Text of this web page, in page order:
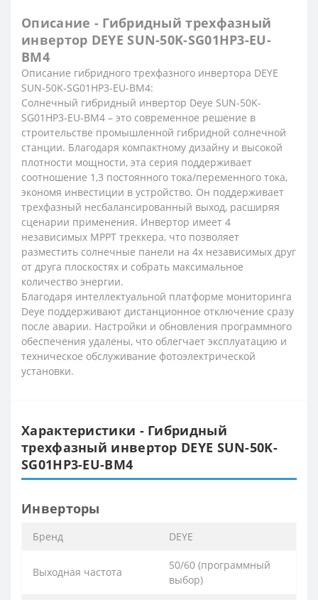
Описание - Гибридный трехфазный
инвертор DEYE SUN-50K-SG01HP3-EU-
BM4
Описание гибридного трехфазного инвертора DEYE
SUN-50K-SG01HP3-EU-BM4:
Солнечный гибридный инвертор Deye SUN-50K-
SG01HP3-EU-BM4 – это современное решение в
строительстве промышленной гибридной солнечной
станции. Благодаря компактному дизайну и высокой
плотности мощности, эта серия поддерживает
соотношение 1,3 постоянного тока/переменного тока,
экономя инвестиции в устройство. Он поддерживает
трехфазный несбалансированный выход, расширяя
сценарии применения. Инвертор имеет 4
независимых МРРТ треккера, что позволяет
разместить солнечные панели на 4х независимых друг
от друга плоскостях и собрать максимальное
количество энергии.
Благодаря интеллектуальной платформе мониторинга
Deye поддерживают дистанционное отключение сразу
после аварии. Настройки и обновления программного
обеспечения удалены, что облегчает эксплуатацию и
техническое обслуживание фотоэлектрической
установки.
Характеристики - Гибридный
трехфазный инвертор DEYE SUN-50K-
SG01HP3-EU-BM4
Инверторы
Бренд DEYE
Выходная частота
50/60 (программный
выбор)